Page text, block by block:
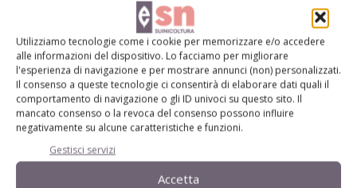
Utilizziamo tecnologie come i cookie per memorizzare e/o accedere
alle informazioni del dispositivo. Lo facciamo per migliorare
l'esperienza di navigazione e per mostrare annunci (non) personalizzati.
Il consenso a queste tecnologie ci consentirà di elaborare dati quali il
comportamento di navigazione o gli ID univoci su questo sito. Il
mancato consenso o la revoca del consenso possono influire
negativamente su alcune caratteristiche e funzioni.
Gestisci servizi
Accetta
Tecniche, prodotti e servizi dalle aziende
Catalogo Aziende e Prodotti